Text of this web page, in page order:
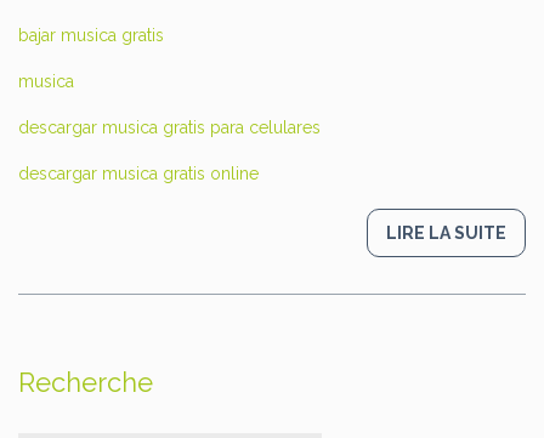
bajar musica gratis
musica
descargar musica gratis para celulares
descargar musica gratis online
LIRE LA SUITE
Recherche